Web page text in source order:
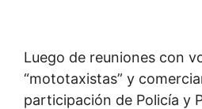
Luego de reuniones con
“mototaxistas” y
participación de Policía y